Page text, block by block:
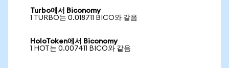
Turbo에서 Biconomy
1 TURBO는 0.018711 BICO와 같음
HoloToken에서 Biconomy
1 HOT는 0.007411 BICO와 같음